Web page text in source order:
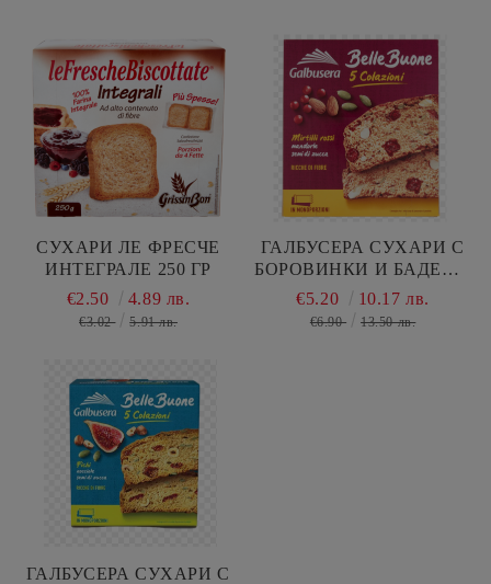
СУХАРИ ЛЕ ФРЕСЧЕ
ИНТЕГРАЛЕ 250 ГР
€2.50
4.89 лв.
€3.02 5.91 лв.
ГАЛБУСЕРА СУХАРИ С
БОРОВИНКИ И БАДЕМИ
200 ГР
€5.20 10.17 лв.
€6.90 13.50 лв.
ГАЛБУСЕРА СУХАРИ С